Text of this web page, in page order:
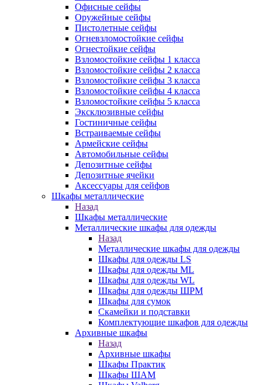
Офисные сейфы
Оружейные сейфы
Пистолетные сейфы
Огневзломостойкие сейфы
Огнестойкие сейфы
Взломостойкие сейфы 1 класса
Взломостойкие сейфы 2 класса
Взломостойкие сейфы 3 класса
Взломостойкие сейфы 4 класса
Взломостойкие сейфы 5 класса
Эксклюзивные сейфы
Гостиничные сейфы
Встраиваемые сейфы
Армейские сейфы
Автомобильные сейфы
Депозитные сейфы
Депозитные ячейки
Аксессуары для сейфов
Шкафы металлические
Назад
Шкафы металлические
Металлические шкафы для одежды
Назад
Металлические шкафы для одежды
Шкафы для одежды LS
Шкафы для одежды ML
Шкафы для одежды WL
Шкафы для одежды ШРМ
Шкафы для сумок
Скамейки и подставки
Комплектующие шкафов для одежды
Архивные шкафы
Назад
Архивные шкафы
Шкафы Практик
Шкафы ШАМ